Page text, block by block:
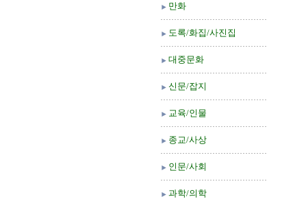
만화
도록/화집/사진집
대중문화
신문/잡지
교육/인물
종교/사상
인문/사회
과학/의학